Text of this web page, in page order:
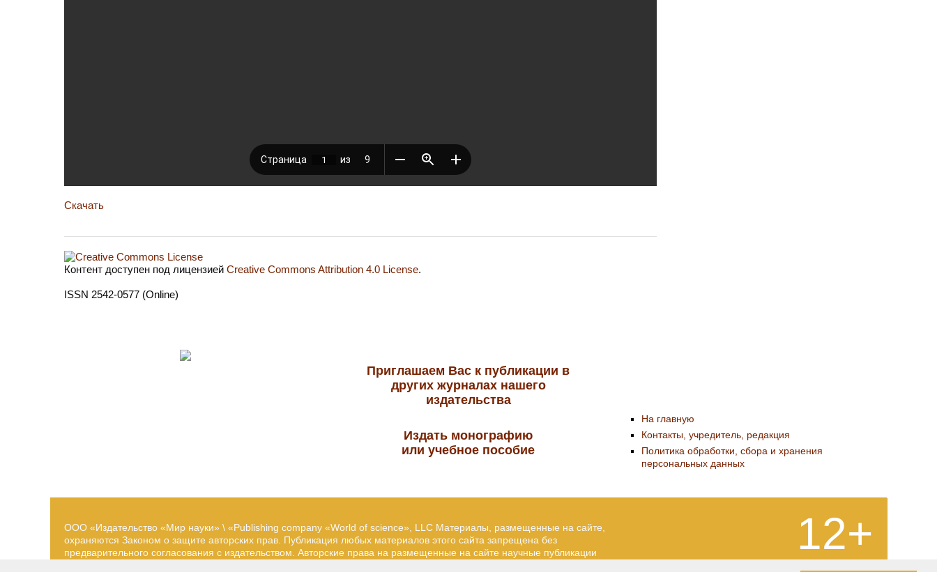
Скачать
Контент доступен под лицензией Creative Commons Attribution 4.0 License.
ISSN 2542-0577 (Online)
Приглашаем Вас к публикации в
других журналах нашего
издательства
Издать монографию
или учебное пособие
На главную
Контакты, учредитель, редакция
Политика обработки, сбора и хранения
персональных данных
ООО «Издательство «Мир науки» \ «Publishing company «World of science», LLC Материалы, размещенные на сайте,
охраняются Законом о защите авторских прав. Публикация любых материалов этого сайта запрещена без
предварительного согласования с издательством. Авторские права на размещенные на сайте научные публикации
12+